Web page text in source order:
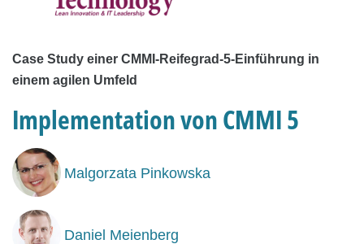
Case Study einer CMMI-Reifegrad-5-Einführung in
einem agilen Umfeld
Implementation von CMMI 5
Malgorzata Pinkowska
Daniel Meienberg